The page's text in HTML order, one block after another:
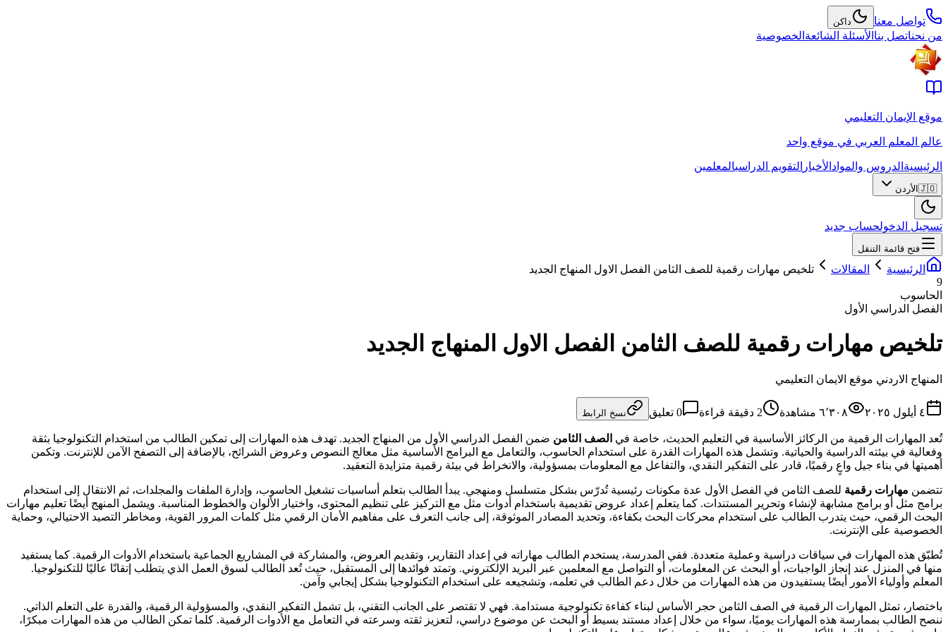
تواصل معنا داكن
من نحناتصل بنا الأسئلة الشائعة الخصوصية
موقع الإيمان التعليمي
عالم المعلم العربي في موقع واحد
الرئيسية الدروس والمواد الأخبار التقويم الدراسيالمعلمين
🇯🇴 الأردن
تسجيل الدخولحساب جديد
فتح قائمة التنقل
الرئيسية المقالات
تلخيص مهارات رقمية للصف الثامن الفصل الاول المنهاج الجديد
9
الحاسوب
الفصل الدراسي الأول
تلخيص مهارات رقمية للصف الثامن الفصل الاول المنهاج الجديد
المنهاج الاردني موقع الايمان التعليمي
٤ أيلول ٢٠٢٥ ٦٬٣٠٨ مشاهدة 2 دقيقة قراءة 0 تعليق نسخ الرابط
تُعد المهارات الرقمية من الركائز الأساسية في التعليم الحديث، خاصة في الصف الثامن ضمن الفصل الدراسي الأول من المنهاج الجديد. تهدف هذه المهارات إلى تمكين الطالب من استخدام التكنولوجيا بثقة
وفعالية في بيئته الدراسية والحياتية. وتشمل هذه المهارات القدرة على استخدام الحاسوب، والتعامل مع البرامج الأساسية مثل معالج النصوص وعروض الشرائح، بالإضافة إلى التصفح الآمن للإنترنت. وتكمن
أهميتها في بناء جيل واعٍ رقميًا، قادر على التفكير النقدي، والتفاعل مع المعلومات بمسؤولية، والانخراط في بيئة رقمية متزايدة التعقيد.
تتضمن مهارات رقمية للصف الثامن في الفصل الأول عدة مكونات رئيسية تُدرّس بشكل متسلسل ومنهجي. يبدأ الطالب بتعلم أساسيات تشغيل الحاسوب، وإدارة الملفات والمجلدات، ثم الانتقال إلى استخدام
برامج مثل أو برامج مشابهة لإنشاء وتحرير المستندات. كما يتعلم إعداد عروض تقديمية باستخدام أدوات مثل مع التركيز على تنظيم المحتوى، واختيار الألوان والخطوط المناسبة. ويشمل المنهج أيضًا تعليم مهارات
البحث الرقمي، حيث يتدرب الطالب على استخدام محركات البحث بكفاءة، وتحديد المصادر الموثوقة، إلى جانب التعرف على مفاهيم الأمان الرقمي مثل كلمات المرور القوية، ومخاطر التصيد الاحتيالي، وحماية
الخصوصية على الإنترنت.
تُطبّق هذه المهارات في سياقات دراسية وعملية متعددة. ففي المدرسة، يستخدم الطالب مهاراته في إعداد التقارير، وتقديم العروض، والمشاركة في المشاريع الجماعية باستخدام الأدوات الرقمية. كما يستفيد
منها في المنزل عند إنجاز الواجبات، أو البحث عن المعلومات، أو التواصل مع المعلمين عبر البريد الإلكتروني. وتمتد فوائدها إلى المستقبل، حيث تُعد الطالب لسوق العمل الذي يتطلب إتقانًا عاليًا للتكنولوجيا.
المعلم وأولياء الأمور أيضًا يستفيدون من هذه المهارات من خلال دعم الطالب في تعلمه، وتشجيعه على استخدام التكنولوجيا بشكل إيجابي وآمن.
باختصار، تمثل المهارات الرقمية في الصف الثامن حجر الأساس لبناء كفاءة تكنولوجية مستدامة. فهي لا تقتصر على الجانب التقني، بل تشمل التفكير النقدي، والمسؤولية الرقمية، والقدرة على التعلم الذاتي.
ننصح الطالب بممارسة هذه المهارات يوميًا، سواء من خلال إعداد مستند بسيط أو البحث عن موضوع دراسي، لتعزيز ثقته وسرعته في التعامل مع الأدوات الرقمية. كلما تمكن الطالب من هذه المهارات مبكرًا،